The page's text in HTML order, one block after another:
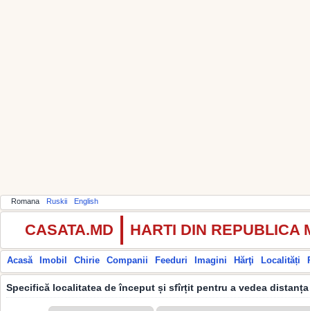
Romana Ruskii English
CASATA.MD HARTI DIN REPUBLICA
Acasă Imobil Chirie Companii Feeduri Imagini Hărţi Localități
Specifică localitatea de început și sfîrțit pentru a vedea